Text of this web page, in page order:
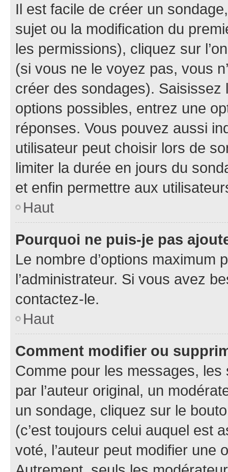
Il est facile de créer un
sujet ou la modification du
les permissions), cliquez sur
(si vous ne le voyez pas, vous
créer des sondages).
options possibles, entrez une
réponses. Vous pouvez aussi
utilisateur peut choisir lors de
limiter la durée en jours du
et enfin permettre aux
Haut
Pourquoi ne puis-je pas
Le nombre d’options maximum
l’administrateur. Si vous avez
contactez-le.
Haut
Comment modifier ou
Comme pour les messages,
par l’auteur original, un
un sondage, cliquez sur le
(c’est toujours celui auquel est
voté, l’auteur peut modifier une